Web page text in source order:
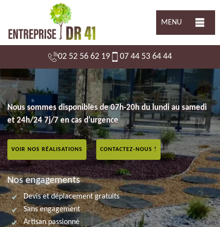
MENU
02 52 56 62 19 07 44 53 64 44
Nous sommes disponibles de 07h-20h du lundi au samedi
et 24h/24 7j/7 en cas d'urgence
VOIR NOS RÉALISATIONS CONTACTEZ-NOUS !
Nos engagements
Devis et déplacement gratuits
Sans engagement
Artisan passionné